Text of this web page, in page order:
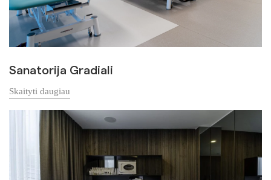
Sanatorija Gradiali
Skaityti daugiau